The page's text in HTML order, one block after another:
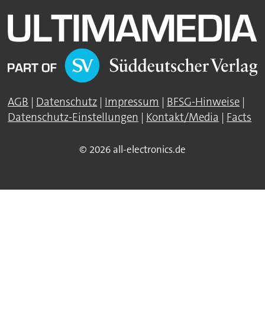
AGB | Datenschutz | Impressum | BFSG-Hinweise |
Datenschutz-Einstellungen | Kontakt/Media | Facts
© 2026 all-electronics.de